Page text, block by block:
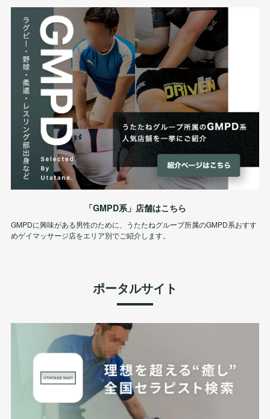
「GMPD系」店舗はこちら
GMPDに興味がある男性のために、うたたねグループ所属のGMPD系おすす
めゲイマッサージ店をエリア別でご紹介します。
ポータルサイト